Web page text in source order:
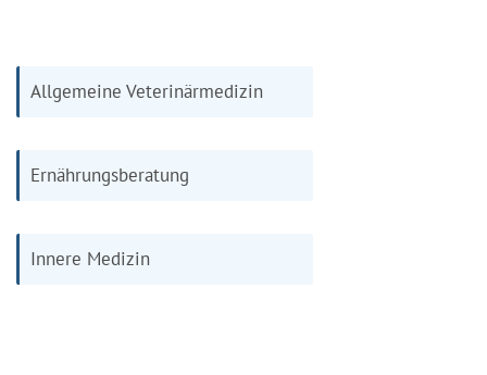
Allgemeine Veterinärmedizin
Ernährungsberatung
Innere Medizin